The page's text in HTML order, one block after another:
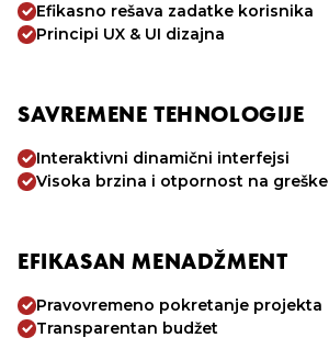
Efikasno rešava zadatke korisnika
Principi UX & UI dizajna
SAVREMENE TEHNOLOGIJE
Interaktivni dinamični interfejsi
Visoka brzina i otpornost na greške
EFIKASAN MENADŽMENT
Pravovremeno pokretanje projekta
Transparentan budžet